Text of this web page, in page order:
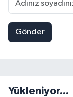
Gönder
Yükleniyor...